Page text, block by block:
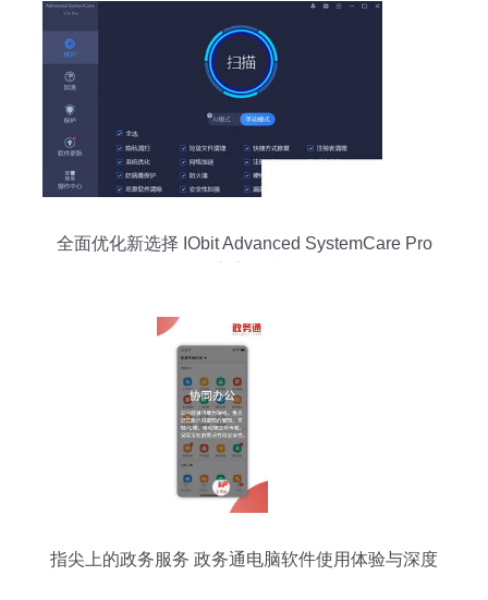
全面优化新选择 IObit Advanced SystemCare Pro
指尖上的政务服务 政务通电脑软件使用体验与深度